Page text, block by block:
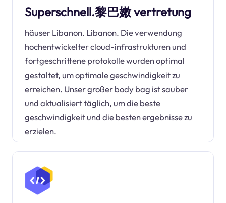
Superschnell.黎巴嫩 vertretung
häuser Libanon. Libanon. Die verwendung
hochentwickelter cloud-infrastrukturen und
fortgeschrittene protokolle wurden optimal
gestaltet, um optimale geschwindigkeit zu
erreichen. Unser großer body bag ist sauber
und aktualisiert täglich, um die beste
geschwindigkeit und die besten ergebnisse zu
erzielen.